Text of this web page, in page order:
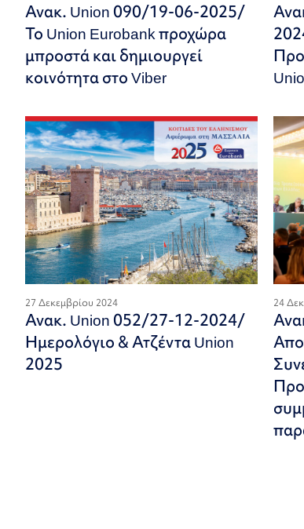
Ανακ. Union 090/19-06-2025/
Το Union Eurobank προχώρα
μπροστά και δημιουργεί
κοινότητα στο Viber
27 Δεκεμβρίου 2024
Ανακ. Union 052/27-12-2024/
Ημερολόγιο & Ατζέντα Union
2025
24